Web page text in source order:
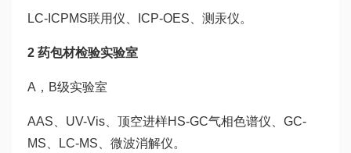
LC-ICPMS联用仪、ICP-OES、测汞仪。
2 药包材检验实验室
A，B级实验室
AAS、UV-Vis、顶空进样HS-GC气相色谱仪、GC-
MS、LC-MS、微波消解仪。